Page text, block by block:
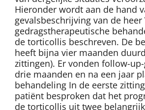
Hieronder wordt aan de hand
gevalsbeschrijving van de heer
gedragstherapeutische
de torticollis beschreven. De
heeft bijna vier maanden
zittingen). Er vonden follow-
drie maanden en na een jaar
behandeling In de eerste
patiënt besproken dat het
de torticollis uit twee